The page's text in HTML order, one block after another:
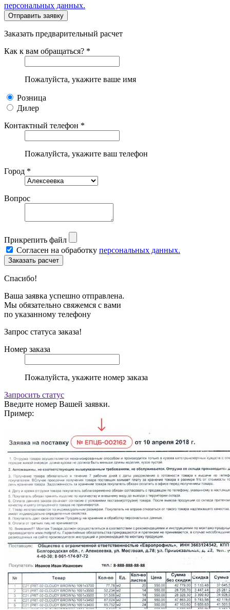
персональных данных.
Заказать предварительный расчет
Как к вам обращаться? *
Пожалуйста, укажите ваше имя
Розница
Дилер
Контактный телефон *
Пожалуйста, укажите ваш телефон
Город *
Вопрос
Прикрепить файл
Согласен на обработку персональных данных.
Спасибо!
Ваша заявка успешно отправлена.
Мы обязательно свяжемся с вами
по указанному телефону
Запрос статуса заказа!
Номер заказа
Пожалуйста, укажите номер заказа
Запросить статус
Введите номер Вашей заявки.
Пример: